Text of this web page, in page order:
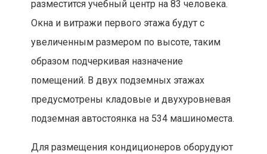
разместится учебный центр на 83 человека.
Окна и витражи первого этажа будут с
увеличенным размером по высоте, таким
образом подчеркивая назначение
помещений. В двух подземных этажах
предусмотрены кладовые и двухуровневая
подземная автостоянка на 534 машиноместа.
Для размещения кондиционеров оборудуют